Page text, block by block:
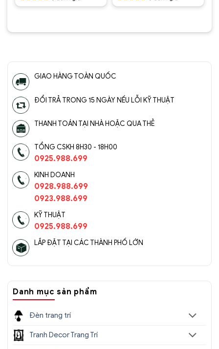
Được
Được
GIAO HÀNG TOÀN QUỐC
ĐỔI TRẢ TRONG 15 NGÀY NẾU LỖI KỸ THUẬT
THANH TOÁN TẠI NHÀ HOẶC QUA THẺ
TỔNG CSKH 8H30 - 18H00
0925.988.699
KINH DOANH
0928.988.699
0923.988.699
KỸ THUẬT
0925.988.699
LẮP ĐẶT TẠI CÁC THÀNH PHỐ LỚN
Danh mục sản phẩm
Đèn trang trí
Tranh Decor Trang Trí